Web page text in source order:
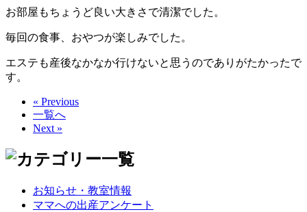
お部屋もちょうど良い大きさで清潔でした。
毎回の食事、おやつが楽しみでした。
エステも産後なかなか行けないと思うのでありがたかったで
す。
« Previous
一覧へ
Next »
お知らせ・教室情報
ママへの出産アンケート